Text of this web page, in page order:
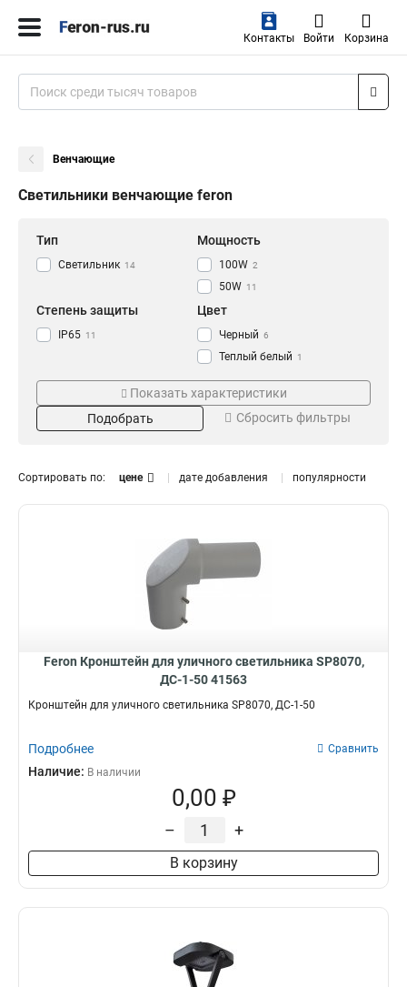
Контакты Войти Корзина
Венчающие
Светильники венчающие feron
Тип
Светильник 14
Мощность
100W 2
50W 11
Степень защиты
IP65 11
Цвет
Черный 6
Теплый белый 1
Нейтральный 1
Серый 5
Натуральный 9
Световой поток
5000Lm
60LED
Показать характеристики
Подобрать
Сбросить фильтры
Сортировать по: цене дате добавления популярности
Feron Кронштейн для уличного светильника SP8070,
ДС-1-50 41563
Кронштейн для уличного светильника SP8070, ДС-1-50
Подробнее Сравнить
Наличие: В наличии
0,00 ₽
– +
В корзину